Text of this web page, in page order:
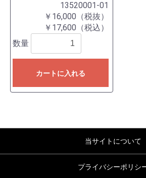
13520001-01
￥16,000（税抜）
￥17,600（税込）
数量
カートに入れる
当サイトについて
プライバシーポリシ